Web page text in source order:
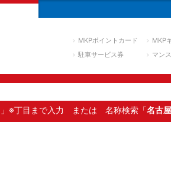
MKPポイントカード
MKP
駐車サービス券
マン
」※丁目まで入力 または 名称検索「名古